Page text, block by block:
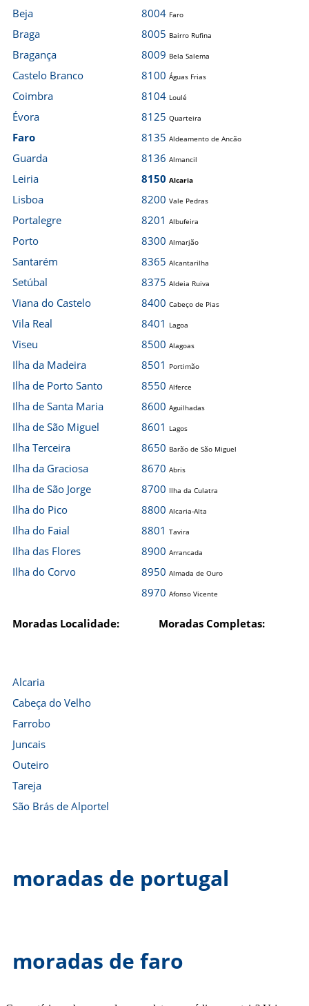
Beja
Braga
Bragança
Castelo Branco
Coimbra
Évora
Faro
Guarda
Leiria
Lisboa
Portalegre
Porto
Santarém
Setúbal
Viana do Castelo
Vila Real
Viseu
Ilha da Madeira
Ilha de Porto Santo
Ilha de Santa Maria
Ilha de São Miguel
Ilha Terceira
Ilha da Graciosa
Ilha de São Jorge
Ilha do Pico
Ilha do Faial
Ilha das Flores
Ilha do Corvo
8004 Faro
8005 Bairro Rufina
8009 Bela Salema
8100 Águas Frias
8104 Loulé
8125 Quarteira
8135 Aldeamento de Ancão
8136 Almancil
8150 Alcaria
8200 Vale Pedras
8201 Albufeira
8300 Almarjão
8365 Alcantarilha
8375 Aldeia Ruiva
8400 Cabeço de Pias
8401 Lagoa
8500 Alagoas
8501 Portimão
8550 Alferce
8600 Aguilhadas
8601 Lagos
8650 Barão de São Miguel
8670 Abris
8700 Ilha da Culatra
8800 Alcaria-Alta
8801 Tavira
8900 Arrancada
8950 Almada de Ouro
8970 Afonso Vicente
Moradas Localidade: Moradas Completas:
Alcaria
Cabeça do Velho
Farrobo
Juncais
Outeiro
Tareja
São Brás de Alportel
moradas de portugal
moradas de faro